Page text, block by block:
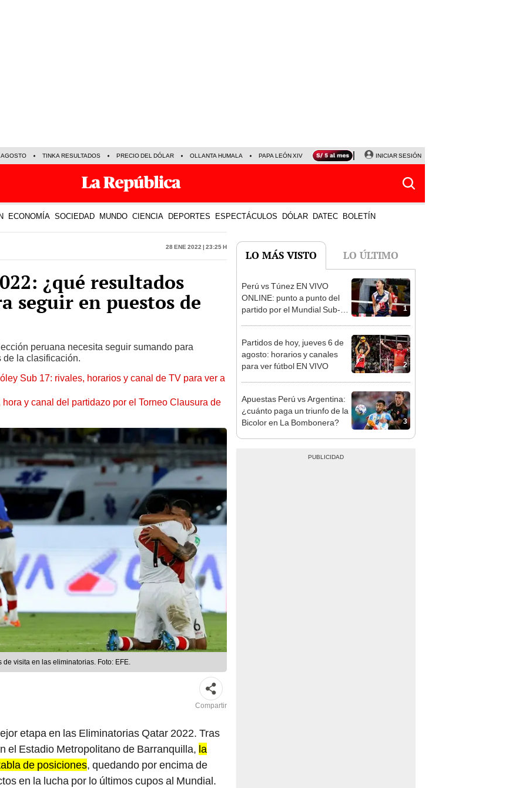
AGOSTO TINKA RESULTADOS PRECIO DEL DÓLAR OLLANTA HUMALA PAPA LEÓN XIV NALDY SALDAÑA LA BELLA LUZ
INICIAR SESIÓN
ECONOMÍA SOCIEDAD MUNDO CIENCIA DEPORTES ESPECTÁCULOS DÓLAR DATEC BOLETÍN
28 Ene 2022 | 23:25 h
¿qué resultados
seguir en puestos de
peruana necesita seguir sumando para
de la clasificación.
Sub 17: rivales, horarios y canal de TV para ver a
y canal del partidazo por el Torneo Clausura de
visita en las eliminatorias. Foto: EFE.
Compartir
etapa en las Eliminatorias Qatar 2022. Tras
el Estadio Metropolitano de Barranquilla, la
de posiciones, quedando por encima de
en la lucha por lo últimos cupos al Mundial.
LO MÁS VISTO LO ÚLTIMO
1
Perú vs Túnez EN VIVO
ONLINE: punto a punto del
partido por el Mundial Sub-17
2
Partidos de hoy, jueves 6 de
agosto: horarios y canales
para ver fútbol EN VIVO
3
Apuestas Perú vs Argentina:
¿cuánto paga un triunfo de la
Bicolor en La Bombonera?